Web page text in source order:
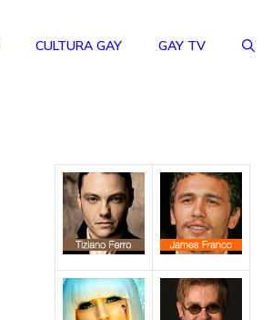
CULTURA GAY GAY TV